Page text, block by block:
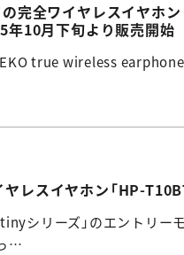
の完全ワイヤレスイヤ
年10月下旬より販売開始
true wireless
レスイヤホン「HP-
シリーズ」のエントリー
…